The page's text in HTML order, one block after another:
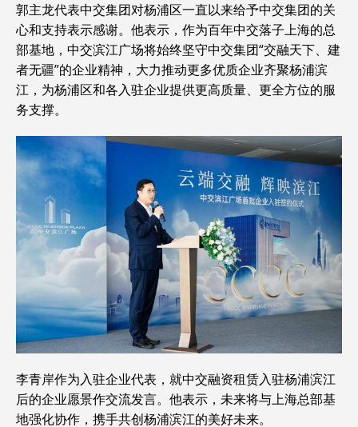
郭主龙代表中交集团对杨浦区一直以来给予中交集团的关
心和支持表示感谢。他表示，作为百年中交落子上海的总
部基地，中交滨江广场将始终坚守中交集团“交融天下、建
者无疆”的企业精神，大力推动更多优质企业齐聚杨浦滨
江，为杨浦区和各入驻企业提供更高质量、更全方位的服
务支撑。
李青岸作为入驻企业代表，就中交融资租赁入驻杨浦滨江
后的企业愿景作交流发言。他表示，未来将与上海总部基
地强化协作，携手共创杨浦滨江的美好未来。